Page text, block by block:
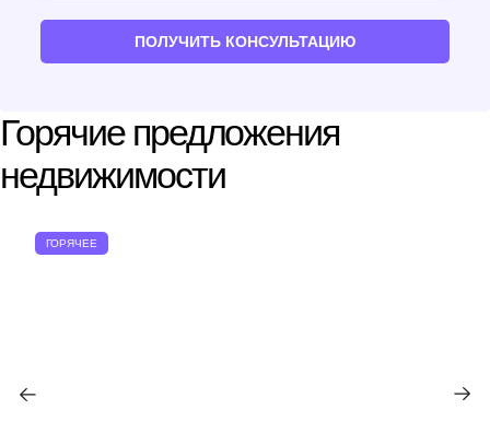
ПОЛУЧИТЬ КОНСУЛЬТАЦИЮ
Горячие предложения
недвижимости
ГОРЯЧЕЕ